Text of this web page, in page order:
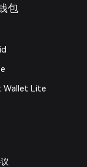
包
Wallet Lite